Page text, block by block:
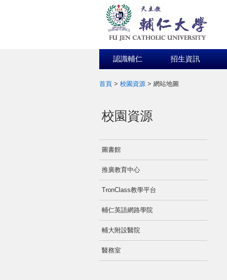
認識輔仁 招生資訊
首頁 > 校園資源 > 網站地圖
:::
校園資源
圖書館
推廣教育中心
TronClass教學平台
輔仁英語網路學院
輔大附設醫院
醫務室